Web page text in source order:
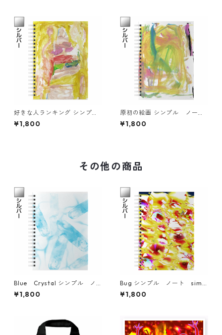
好きな人ランキング シンプ
ル ノート simple note
¥1,800
原初の絵画 シンプル ノー
ト simple note
¥1,800
その他の商品
Blue Crystal シンプル ノ
ート simple note
¥1,800
Bug シンプル ノート simpl
e note
¥1,800